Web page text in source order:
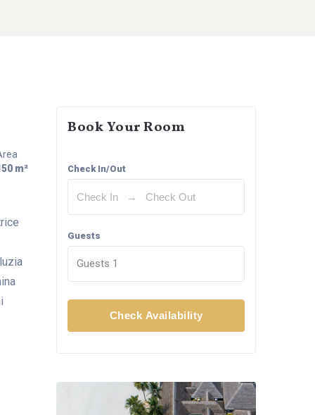
m²
Book Your Room
Check In/Out
Guests
Guests 1
Check Availability